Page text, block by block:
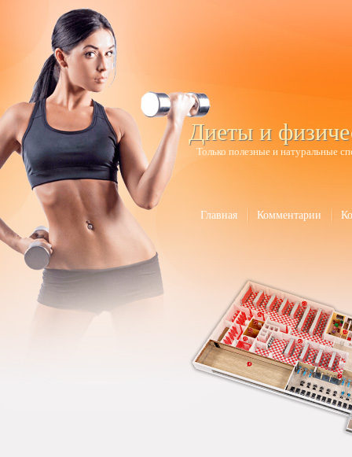
Диеты и
Только полезные и натуральные
Главная Комментарии